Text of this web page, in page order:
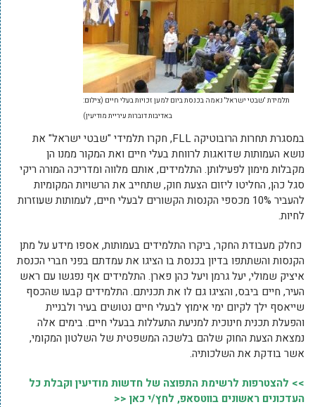
תלמידת 'שבטי ישראל' נאמה בכנסת ביום למען זכויות בעלי חיים (צילום:
באדיבות דוברות עיריית מודיעין)
במסגרת תחרות הרובוטיקה FLL, חקרו תלמידי "שבטי ישראל" את
נושא העמותות שדואגות לרווחת בעלי חיים ואת המקור ממנו הן
מקבלות מימון לפעילותן. התלמידים, אותם מלווה ומדריכה המורה ריקי
סגל כהן, החליטו ליזום הצעת חוק, שתחייב את הרשויות המקומיות
להעביר 10% מכספי הקנסות הקשורים לבעלי חיים, לעמותות שעוזרות
לחיות.
כחלק מעבודת החקר, ביקרו התלמידים בעמותות, אספו מידע על מתן
הקנסות והשתתפו בדיון בכנסת בו הציגו את עמדתם בפני חברי הכנסת
איציק שמולי, יעל גרמן ויעל כהן פארן. התלמידים אף נפגשו עם ראש
העיר, חיים ביבס, והציגו גם לו את תכניתם. התלמידים קבעו שהכסף
שייאסף ילך לקיום ימי אימוץ לבעלי חיים נטושים בעיר ולבניית
והפעלת תכנית חינוכית למניעת התעללות בבעלי חיים. בימים אלה
נמצאת הצעת החוק שלהם בלשכה המשפטית של השלטון המקומי,
אשר בודקת את השלכותיה.
>> להצטרפות לרשימת התפוצה של חדשות מודיעין וקבלת כל
העדכונים ראשונים בווטסאפ, לחץ/י כאן <<